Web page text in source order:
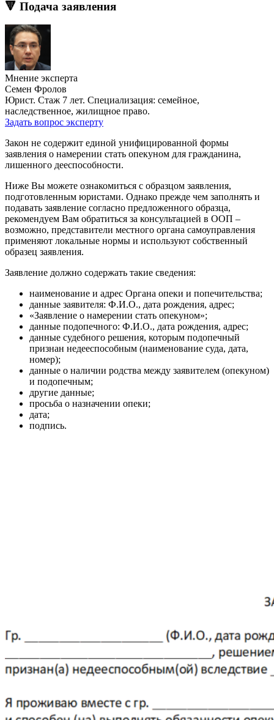
🔻 Подача заявления
Мнение эксперта
Семен Фролов
Юрист. Стаж 7 лет. Специализация: семейное,
наследственное, жилищное право.
Задать вопрос эксперту
Закон не содержит единой унифицированной формы
заявления о намерении стать опекуном для гражданина,
лишенного дееспособности.
Ниже Вы можете ознакомиться с образцом заявления,
подготовленным юристами. Однако прежде чем заполнять и
подавать заявление согласно предложенного образца,
рекомендуем Вам обратиться за консультацией в ООП –
возможно, представители местного органа самоуправления
применяют локальные нормы и используют собственный
образец заявления.
Заявление должно содержать такие сведения:
наименование и адрес Органа опеки и попечительства;
данные заявителя: Ф.И.О., дата рождения, адрес;
«Заявление о намерении стать опекуном»;
данные подопечного: Ф.И.О., дата рождения, адрес;
данные судебного решения, которым подопечный
признан недееспособным (наименование суда, дата,
номер);
данные о наличии родства между заявителем (опекуном)
и подопечным;
другие данные;
просьба о назначении опеки;
дата;
подпись.